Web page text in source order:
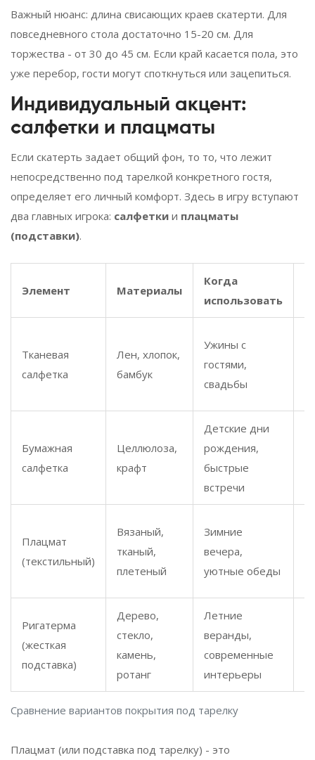
Важный нюанс: длина свисающих краев скатерти. Для
повседневного стола достаточно 15-20 см. Для
торжества - от 30 до 45 см. Если край касается пола, это
уже перебор, гости могут споткнуться или зацепиться.
Индивидуальный акцент:
салфетки и плацматы
Если скатерть задает общий фон, то то, что лежит
непосредственно под тарелкой конкретного гостя,
определяет его личный комфорт. Здесь в игру вступают
два главных игрока: салфетки и плацматы
(подставки).
Сравнение вариантов покрытия под тарелку
Элемент Материалы
Когда
использовать
Тканевая
салфетка
Лен, хлопок,
бамбук
Ужины с
гостями,
свадьбы
Бумажная
салфетка
Целлюлоза,
крафт
Детские дни
рождения,
быстрые
встречи
Плацмат
(текстильный)
Вязаный,
тканый,
плетеный
Зимние
вечера,
уютные обеды
Ригатерма
(жесткая
подставка)
Дерево,
стекло,
камень,
ротанг
Летние
веранды,
современные
интерьеры
Плацмат (или подставка под тарелку) - это